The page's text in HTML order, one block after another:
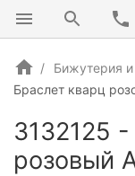
Бижутерия
Браслет кварц
3132125
розовый